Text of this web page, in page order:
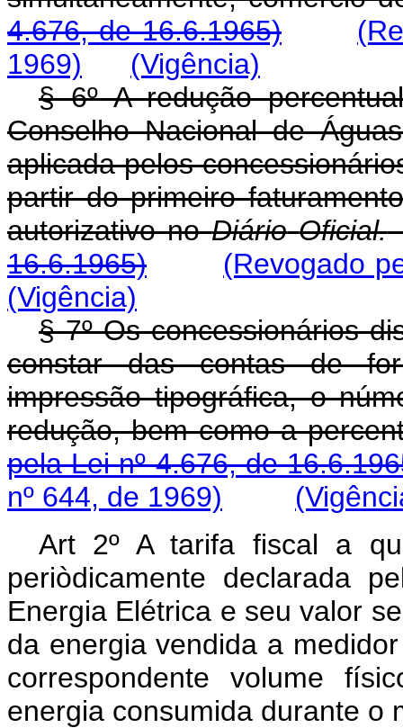
4.676, de 16.6.1965)
1969)
(Vigência)
§ 6º A redução
Conselho Nacional de
aplicada pelos
partir do primeiro
autorizativo noDiário Oficial.
16.6.1965)
(Revogado
(Vigência)
§ 7º Os concessionários
constar das contas de
impressão tipográfica, o
redução, bem como a
pela Lei nº 4.676, de
nº 644, de 1969)
Art 2º A tarifa fiscal a
periòdicamente declarada
Energia Elétrica e seu valor
da energia vendida a
correspondente volume
energia consumida durante o